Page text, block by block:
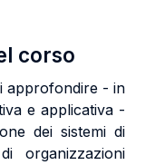
corso
approfondire - in
e applicativa -
dei sistemi di
organizzazioni